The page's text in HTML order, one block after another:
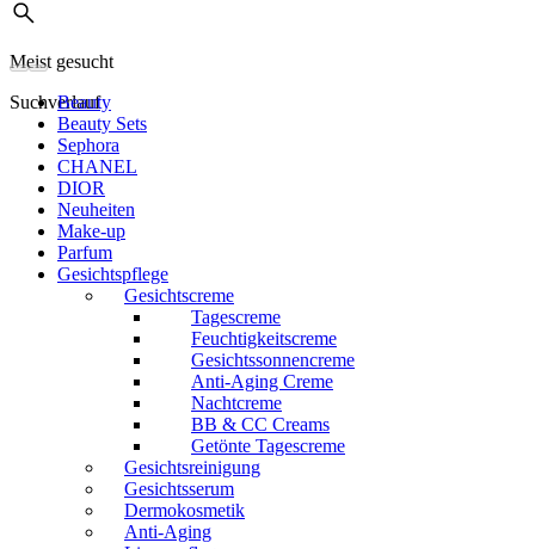
Meist gesucht
Suchverlauf
Beauty
Beauty Sets
Sephora
CHANEL
DIOR
Neuheiten
Make-up
Parfum
Gesichtspflege
Gesichtscreme
Tagescreme
Feuchtigkeitscreme
Gesichtssonnencreme
Anti-Aging Creme
Nachtcreme
BB & CC Creams
Getönte Tagescreme
Gesichtsreinigung
Gesichtsserum
Dermokosmetik
Anti-Aging